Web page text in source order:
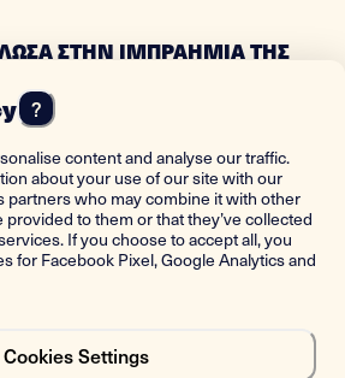
ΣΤΗΝ ΙΜΠΡΑΗΜΙΑ ΤΗΣ
GREEK WOMAN SHIP
OPERATOR
ΟΛΑ ΕΜΟΙΑΖΑΝ ΑΘΩΑ
ΛΕΙΤΟΥΡΓΙΑ ΤΟΝ
?
content and analyse our traffic.
about your use of our site with our
partners who may combine it with other
provided to them or that they’ve collected
If you choose to accept all, you
for Facebook Pixel, Google Analytics and
Cookies Settings